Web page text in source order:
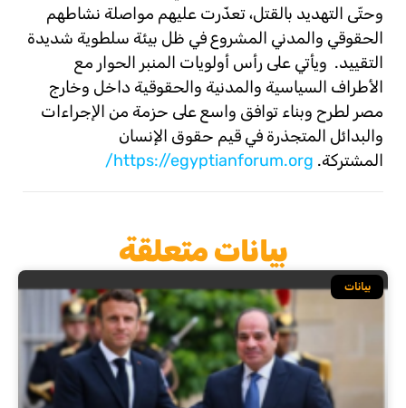
وحتّى التهديد بالقتل، تعذّرت عليهم مواصلة نشاطهم
الحقوقي والمدني المشروع في ظل بيئة سلطوية شديدة
التقييد. ويأتي على رأس أولويات المنبر الحوار مع
الأطراف السياسية والمدنية والحقوقية داخل وخارج
مصر لطرح وبناء توافق واسع على حزمة من اﻹجراءات
والبدائل المتجذرة في قيم حقوق الإنسان
المشتركة. https://egyptianforum.org/
بيانات متعلقة
بيانات